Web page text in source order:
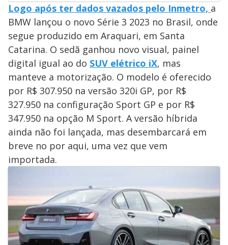
Logo após ter dados vazados pelo Inmetro, a
BMW lançou o novo Série 3 2023 no Brasil, onde
segue produzido em Araquari, em Santa
Catarina. O sedã ganhou novo visual, painel
digital igual ao do SUV elétrico iX, mas
manteve a motorização. O modelo é oferecido
por R$ 307.950 na versão 320i GP, por R$
327.950 na configuração Sport GP e por R$
347.950 na opção M Sport. A versão híbrida
ainda não foi lançada, mas desembarcará em
breve no por aqui, uma vez que vem
importada.